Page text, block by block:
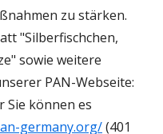
zu stärken.
"Silberfischchen,
sowie weitere
PAN-Webseite:
Sie können es
germany.org/(401